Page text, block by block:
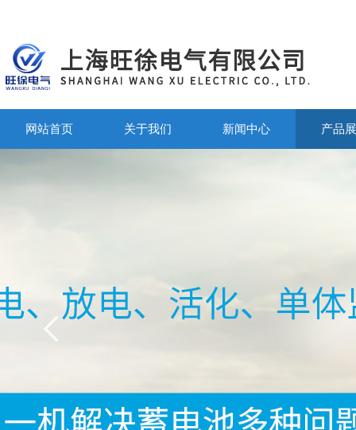
网站首页 关于我们 新闻中心 产品